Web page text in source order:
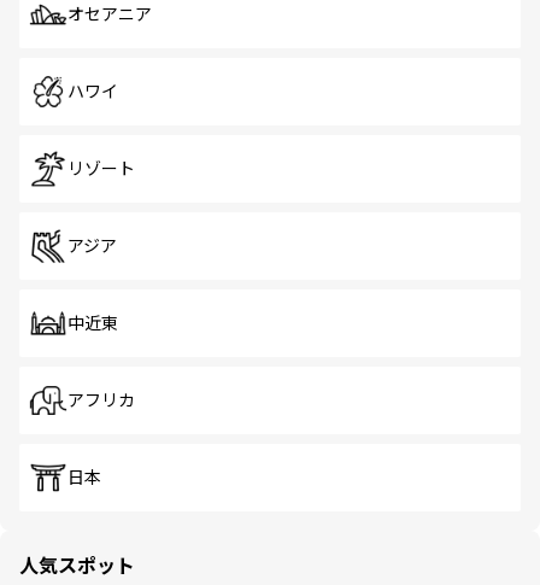
オセアニア
ハワイ
リゾート
アジア
中近東
アフリカ
日本
人気スポット